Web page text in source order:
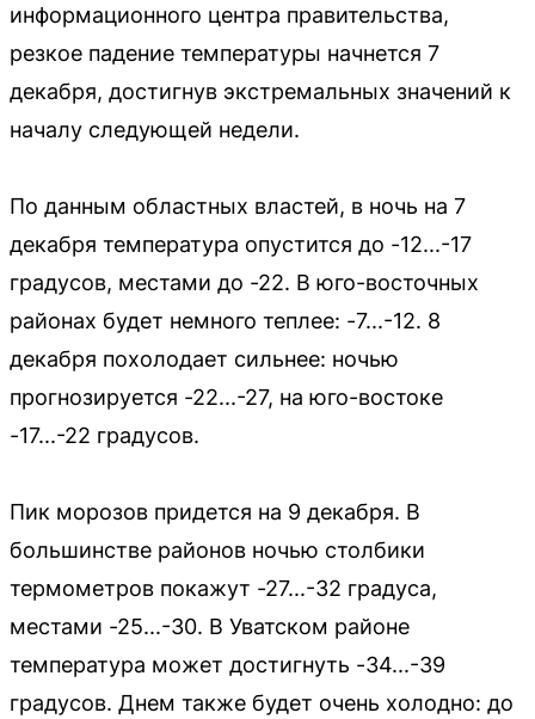
информационного центра правительства,
резкое падение температуры начнется 7
декабря, достигнув экстремальных значений к
началу следующей недели.
По данным областных властей, в ночь на 7
декабря температура опустится до -12...-17
градусов, местами до -22. В юго-восточных
районах будет немного теплее: -7...-12. 8
декабря похолодает сильнее: ночью
прогнозируется -22...-27, на юго-востоке
-17...-22 градусов.
Пик морозов придется на 9 декабря. В
большинстве районов ночью столбики
термометров покажут -27...-32 градуса,
местами -25...-30. В Уватском районе
температура может достигнуть -34...-39
градусов. Днем также будет очень холодно: до